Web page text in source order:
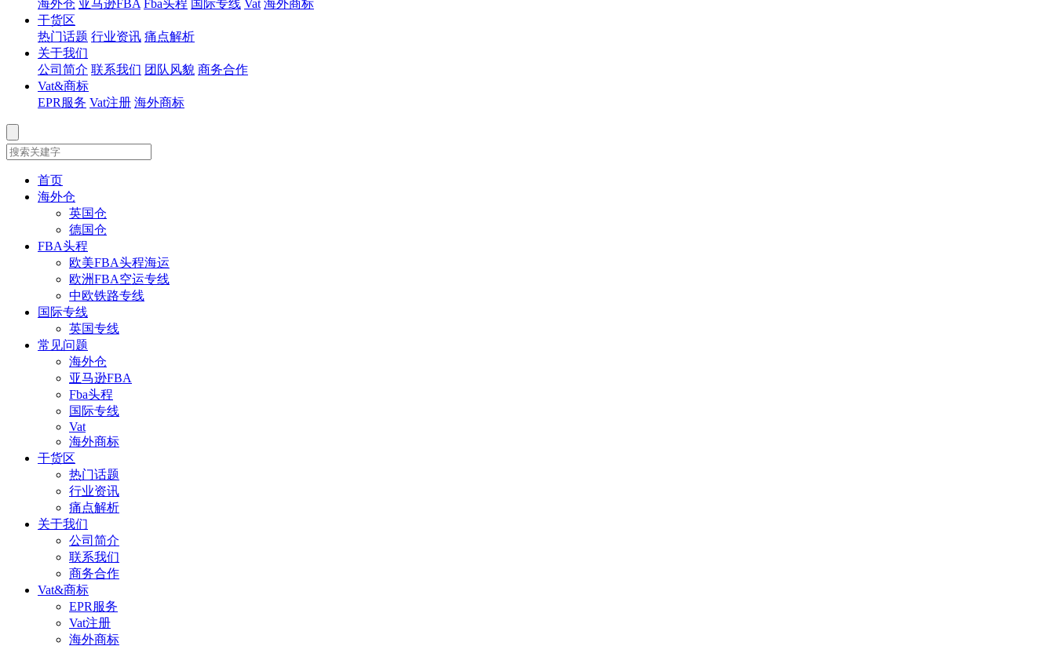
海外仓 亚马逊FBA Fba头程 国际专线 Vat 海外商标
干货区
热门话题 行业资讯 痛点解析
关于我们
公司简介 联系我们 团队风貌 商务合作
Vat&商标
EPR服务 Vat注册 海外商标
首页
海外仓
英国仓
德国仓
FBA头程
欧美FBA头程海运
欧洲FBA空运专线
中欧铁路专线
国际专线
英国专线
常见问题
海外仓
亚马逊FBA
Fba头程
国际专线
Vat
海外商标
干货区
热门话题
行业资讯
痛点解析
关于我们
公司简介
联系我们
商务合作
Vat&商标
EPR服务
Vat注册
海外商标